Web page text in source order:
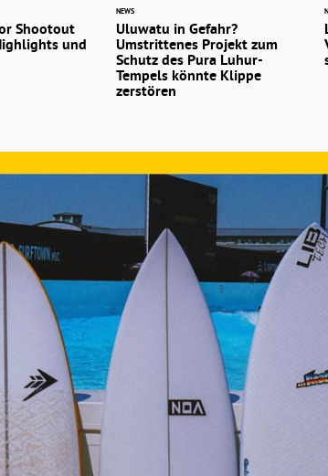
Shootout
und
NEWS
Uluwatu in Gefahr?
Umstrittenes Projekt zum
Schutz des Pura Luhur-
Tempels könnte Klippe
zerstören